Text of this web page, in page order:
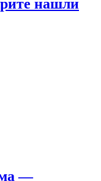
нашли
—